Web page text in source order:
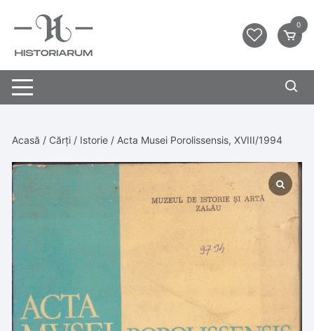
0
Acasă / Cărți / Istorie / Acta Musei Porolissensis, XVIII/1994